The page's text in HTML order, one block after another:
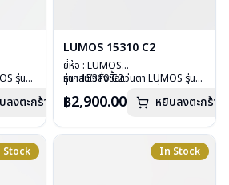
ว่น
รุ่น
ลงตะกร้า
LUMOS 15310 C2
ยี่ห้อ : LUMOS
รุ่น : 15310 C2
เลนส์ : Demo Lens
น้ำหนัก : 16 กรัม
อุปกรณ์ : กล่องแว่น , ผ้าเช็ดแว่น
หากสนใจสั่งชื้อแว่นตา LUMOS รุ่น
กรุณาติดต่อเราคลิก
฿2,900.00 หยิบลงตะกร้า
Stock In Stock